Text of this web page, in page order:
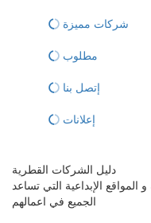
شركات مميزة
مطلوب
إتصل بنا
إعلانات
دليل الشركات القطرية
الإبداعية التي تساعد
الجميع في اعمالهم